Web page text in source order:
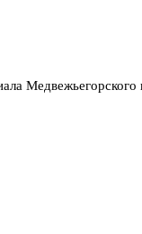
Медвежьегорского